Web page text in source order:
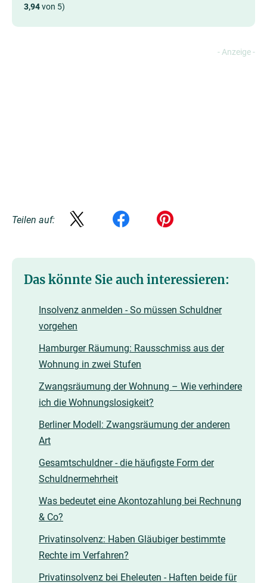
3,94von 5)
Teilen auf:
Das könnte Sie auch interessieren:
Insolvenz anmelden - So müssen Schuldner
vorgehen
Hamburger Räumung: Rausschmiss aus der
Wohnung in zwei Stufen
Zwangsräumung der Wohnung – Wie verhindere
ich die Wohnungslosigkeit?
Berliner Modell: Zwangsräumung der anderen
Art
Gesamtschuldner - die häufigste Form der
Schuldnermehrheit
Was bedeutet eine Akontozahlung bei Rechnung
& Co?
Privatinsolvenz: Haben Gläubiger bestimmte
Rechte im Verfahren?
Privatinsolvenz bei Eheleuten - Haften beide für